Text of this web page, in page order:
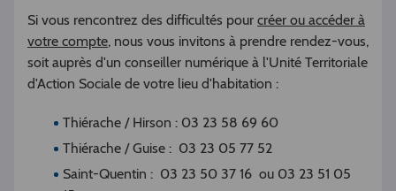
Si vous rencontrez des difficultés pour créer ou accéder à
votre compte, nous vous invitons à prendre rendez-vous,
soit auprès d'un conseiller numérique à l'Unité Territoriale
d'Action Sociale de votre lieu d'habitation :
Thiérache / Hirson : 03 23 58 69 60
Thiérache / Guise : 03 23 05 77 52
Saint-Quentin : 03 23 50 37 16 ou 03 23 51 05